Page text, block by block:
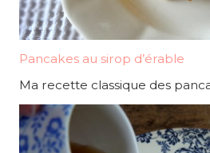
Pancakes au sirop d’érable
Ma recette classique des